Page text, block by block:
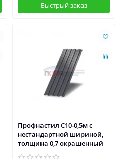
Быстрый заказ
Профнастил С10-0,5м с
нестандартной шириной,
толщина 0,7 окрашенный